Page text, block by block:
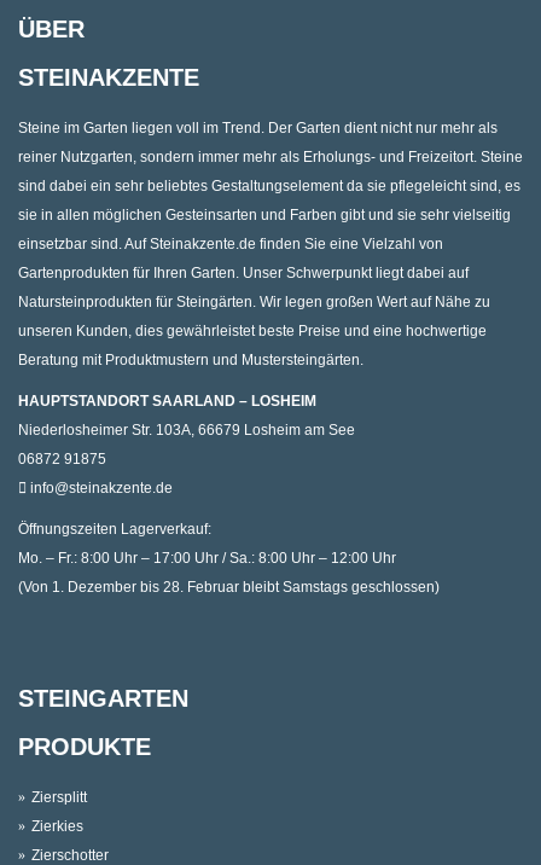
ÜBER
STEINAKZENTE
Steine im Garten liegen voll im Trend. Der Garten dient nicht nur mehr als
reiner Nutzgarten, sondern immer mehr als Erholungs- und Freizeitort. Steine
sind dabei ein sehr beliebtes Gestaltungselement da sie pflegeleicht sind, es
sie in allen möglichen Gesteinsarten und Farben gibt und sie sehr vielseitig
einsetzbar sind. Auf Steinakzente.de finden Sie eine Vielzahl von
Gartenprodukten für Ihren Garten. Unser Schwerpunkt liegt dabei auf
Natursteinprodukten für Steingärten. Wir legen großen Wert auf Nähe zu
unseren Kunden, dies gewährleistet beste Preise und eine hochwertige
Beratung mit Produktmustern und Mustersteingärten.
HAUPTSTANDORT SAARLAND – LOSHEIM
Niederlosheimer Str. 103A, 66679 Losheim am See
06872 91875
info@steinakzente.de
Öffnungszeiten Lagerverkauf:
Mo. – Fr.: 8:00 Uhr – 17:00 Uhr / Sa.: 8:00 Uhr – 12:00 Uhr
(Von 1. Dezember bis 28. Februar bleibt Samstags geschlossen)
STEINGARTEN
PRODUKTE
Ziersplitt
Zierkies
Zierschotter